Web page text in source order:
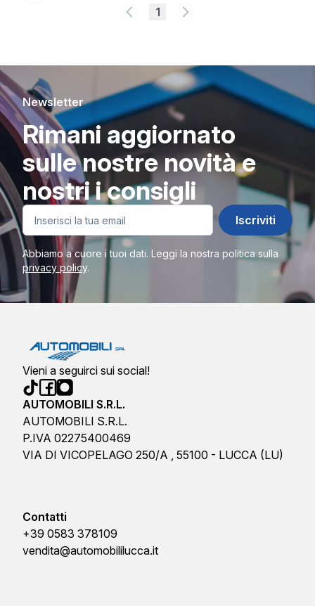
1
Newsletter
Rimani aggiornato
sulle nostre novità e
nostri i consigli
Iscriviti
Abbiamo a cuore i tuoi dati. Leggi la nostra politica sulla
privacy policy.
Vieni a seguirci sui social!
AUTOMOBILI S.R.L.
AUTOMOBILI S.R.L.
P.IVA 02275400469
VIA DI VICOPELAGO 250/A , 55100 - LUCCA (LU)
Contatti
+39 0583 378109
vendita@automobililucca.it